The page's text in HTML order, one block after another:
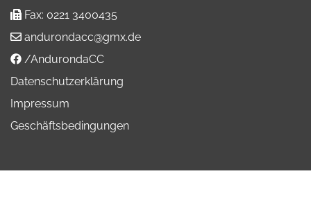
Fax: 0221 3400435
andurondacc@gmx.de
/AndurondaCC
Datenschutzerklärung
Impressum
Geschäftsbedingungen